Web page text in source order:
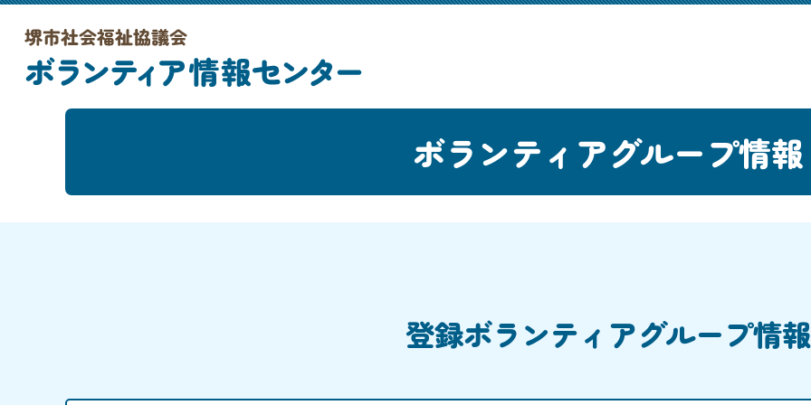
ボランティアグループ情報
登録ボランティアグループ情報